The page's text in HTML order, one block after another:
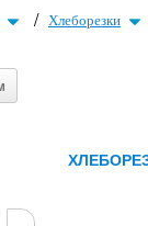
/ Хлеборезки